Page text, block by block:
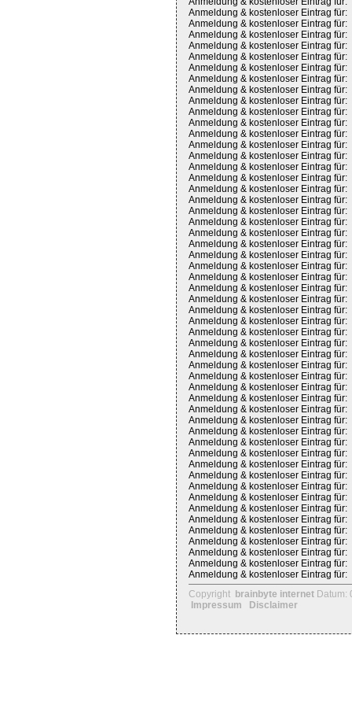
Anmeldung & kostenloser Eintrag für:
Anmeldung & kostenloser Eintrag für:
Anmeldung & kostenloser Eintrag für:
Anmeldung & kostenloser Eintrag für:
Anmeldung & kostenloser Eintrag für:
Anmeldung & kostenloser Eintrag für:
Anmeldung & kostenloser Eintrag für:
Anmeldung & kostenloser Eintrag für:
Anmeldung & kostenloser Eintrag für:
Anmeldung & kostenloser Eintrag für:
Anmeldung & kostenloser Eintrag für:
Anmeldung & kostenloser Eintrag für:
Anmeldung & kostenloser Eintrag für:
Anmeldung & kostenloser Eintrag für:
Anmeldung & kostenloser Eintrag für:
Anmeldung & kostenloser Eintrag für:
Anmeldung & kostenloser Eintrag für:
Anmeldung & kostenloser Eintrag für:
Anmeldung & kostenloser Eintrag für:
Anmeldung & kostenloser Eintrag für:
Anmeldung & kostenloser Eintrag für:
Anmeldung & kostenloser Eintrag für:
Anmeldung & kostenloser Eintrag für:
Anmeldung & kostenloser Eintrag für:
Anmeldung & kostenloser Eintrag für:
Anmeldung & kostenloser Eintrag für:
Anmeldung & kostenloser Eintrag für:
Anmeldung & kostenloser Eintrag für:
Anmeldung & kostenloser Eintrag für:
Anmeldung & kostenloser Eintrag für:
Anmeldung & kostenloser Eintrag für:
Anmeldung & kostenloser Eintrag für:
Anmeldung & kostenloser Eintrag für:
Anmeldung & kostenloser Eintrag für:
Anmeldung & kostenloser Eintrag für:
Anmeldung & kostenloser Eintrag für:
Anmeldung & kostenloser Eintrag für:
Anmeldung & kostenloser Eintrag für:
Anmeldung & kostenloser Eintrag für:
Anmeldung & kostenloser Eintrag für:
Anmeldung & kostenloser Eintrag für:
Anmeldung & kostenloser Eintrag für:
Anmeldung & kostenloser Eintrag für:
Anmeldung & kostenloser Eintrag für:
Anmeldung & kostenloser Eintrag für:
Anmeldung & kostenloser Eintrag für:
Anmeldung & kostenloser Eintrag für:
Anmeldung & kostenloser Eintrag für:
Anmeldung & kostenloser Eintrag für:
Anmeldung & kostenloser Eintrag für:
Anmeldung & kostenloser Eintrag für:
Anmeldung & kostenloser Eintrag für:
Copyright brainbyte internet Datum:
Impressum
Disclaimer